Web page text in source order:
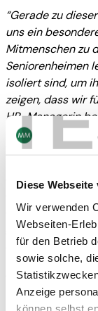
Diese
Wir verwenden
Webseiten-
für den Betrieb
sowie solche,
Anzeige
können selbst
“Gerade zu
uns ein
Mitmenschen zu
Seniorenheimen
isoliert sind, um
zeigen, dass wir
HR-Managerin
Sozialer Impact
Seniorenheime
der Region
Schutzmasken
laufend
Verfügung
Behörden